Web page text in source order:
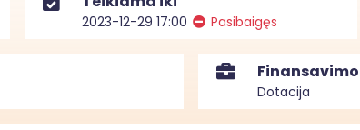
2023-12-29 17:00 Pasibaigęs
Dotacija